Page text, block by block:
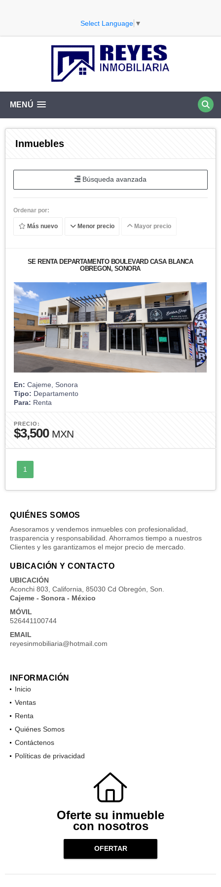
Select Language ▼
MENÚ
Inmuebles
Búsqueda avanzada
Ordenar por:
Más nuevo Menor precio Mayor precio
SE RENTA DEPARTAMENTO BOULEVARD CASA BLANCA
OBREGON, SONORA
En: Cajeme, Sonora
Tipo: Departamento
Para: Renta
PRECIO:
$3,500 MXN
1
QUIÉNES SOMOS
Asesoramos y vendemos inmuebles con profesionalidad,
trasparencia y responsabilidad. Ahorramos tiempo a nuestros
Clientes y les garantizamos el mejor precio de mercado.
UBICACIÓN Y CONTACTO
UBICACIÓN
Aconchi 803, California, 85030 Cd Obregón, Son.
Cajeme - Sonora - México
MÓVIL
526441100744
EMAIL
reyesinmobiliaria@hotmail.com
INFORMACIÓN
Inicio
Ventas
Renta
Quiénes Somos
Contáctenos
Políticas de privacidad
Oferte su inmueble
con nosotros
OFERTAR